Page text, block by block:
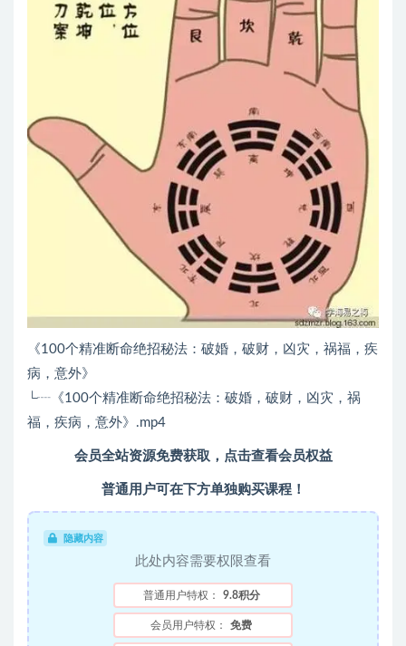
《100个精准断命绝招秘法：破婚，破财，凶灾，祸福，疾
病，意外》
└┈《100个精准断命绝招秘法：破婚，破财，凶灾，祸
福，疾病，意外》.mp4
会员全站资源免费获取，点击查看会员权益
普通用户可在下方单独购买课程！
隐藏内容
此处内容需要权限查看
普通用户特权： 9.8积分
会员用户特权： 免费